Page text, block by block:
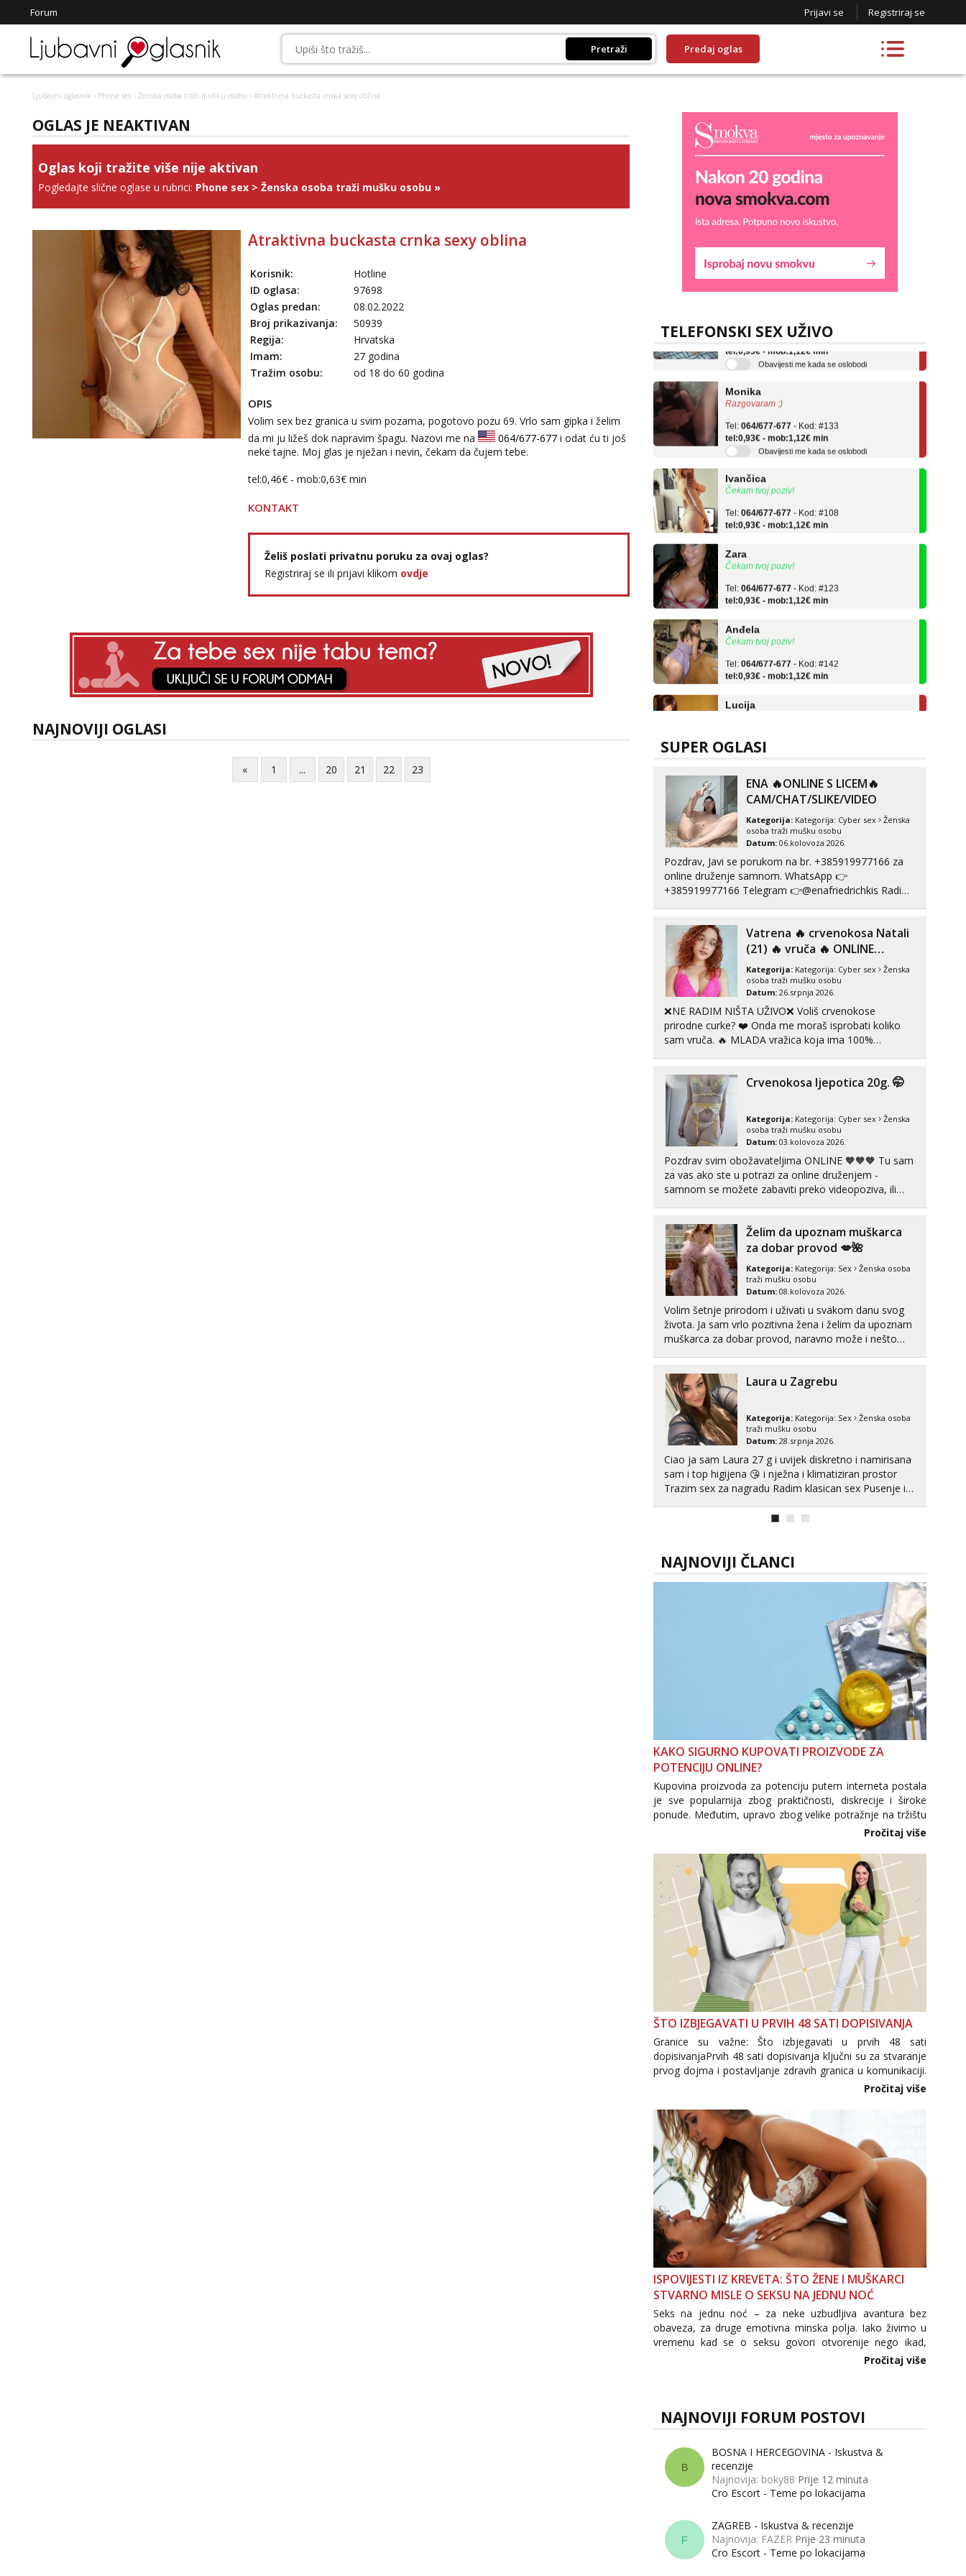
Forum Prijavi se Registriraj se
Pretraži Predaj oglas
Ljubavni oglasnik › Phone sex › Ženska osoba traži mušku osobu › Atraktivna buckasta crnka sexy oblina
OGLAS JE NEAKTIVAN
Oglas koji tražite više nije aktivan
Pogledajte slične oglase u rubrici: Phone sex > Ženska osoba traži mušku osobu »
Atraktivna buckasta crnka sexy oblina
Korisnik:
Hotline
ID oglasa:
97698
Oglas predan:
08.02.2022
Broj prikazivanja:
50939
Regija:
Hrvatska
Imam:
27 godina
Tražim osobu:
od 18 do 60 godina
OPIS
Volim sex bez granica u svim pozama, pogotovo pozu 69. Vrlo sam gipka i želim
da mi ju ližeš dok napravim špagu. Nazovi me na
064/677-677 i odat ću ti još
neke tajne. Moj glas je nježan i nevin, čekam da čujem tebe.
tel:0,46€ - mob:0,63€ min
KONTAKT
Želiš poslati privatnu poruku za ovaj oglas?
Registriraj se ili prijavi klikom ovdje
NAJNOVIJI OGLASI
« 1 ... 20 21 22 23
TELEFONSKI SEX UŽIVO
Lucija
Tel:064/677-677 - Kod: #136
tel:0,93€ - mob:1,12€ min
Obavijesti me kada se oslobodi
Razgovaram :)
tel:0,93€ - mob:1,12€ min
Obavijesti me kada se oslobodi
Čekam tvoj poziv!
tel:0,93€ - mob:1,12€ min
Čekam tvoj poziv!
tel:0,93€ - mob:1,12€ min
Čekam tvoj poziv!
tel:0,93€ - mob:1,12€ min
Razgovaram :)
tel:0,93€ - mob:1,12€ min
Obavijesti me kada se oslobodi
Monika
Razgovaram :)
Tel: 064/677-677
- Kod: #133
tel:0,93€ - mob:1,12€ min
Obavijesti me kada se oslobodi
Ivančica
Čekam tvoj poziv!
Čekam tvoj poziv!
Tel: 064/677-677- Kod: #123
tel:0,93€ - mob:1,12€ min
Anđela
Čekam tvoj poziv!
SUPER OGLASI
ENA 🔥ONLINE S LICEM🔥
CAM/CHAT/SLIKE/VIDEO
Kategorija: Kategorija: Cyber sex
Ženska
osoba traži mušku osobu
Datum: 06.kolovoza 2026.
Pozdrav, Javi se porukom na br. +385919977166 za
online druženje samnom. WhatsApp 👉
+385919977166 Telegram 👉@enafriedrichkis Radim
štikle, samostojeće itd. Nudim svakakva videa seksa,
puš...
Vatrena ‎️‍🔥 crvenokosa Natali
(21) ‎️‍🔥 vruča‎ ️‍🔥 ONLINE
ZABAVA
Kategorija: Kategorija: Cyber sex
Ženska
osoba traži mušku osobu
Datum: 26.srpnja 2026.
❌NE RADIM NIŠTA UŽIVO❌ Voliš crvenokose
prirodne curke? ❤️ Onda me moraš isprobati koliko
sam vruča.‎ ️‍🔥 MLADA vražica koja ima 100%
možeš pranaći nešto po svojoj mjeri. Sexi videa s
kolegica...
Crvenokosa ljepotica 20g. 🤭
Kategorija: Kategorija: Cyber sex
Ženska
osoba traži mušku osobu
Datum: 03.kolovoza 2026.
Pozdrav svim obožavateljima ONLINE 🧡🧡🧡 Tu sam
za vas ako ste u potrazi za online druženjem -
samnom se možete zabaviti preko videopoziva, ili
tipkanja uz slike i hot line pozive. Za vas sam
pripremila ...
Želim da upoznam muškarca
za dobar provod 💋🌺
Kategorija: Kategorija: Sex
Ženska osoba
traži mušku osobu
Datum: 08.kolovoza 2026.
Volim šetnje prirodom i uživati u svakom danu svog
života. Ja sam vrlo pozitivna žena i želim da upoznam
muškarca za dobar provod, naravno može i nešto
Laura u Zagrebu
Kategorija: Kategorija: Sex
Ženska osoba
traži mušku osobu
Datum: 28.srpnja 2026.
Ciao ja sam Laura 27 g i uvijek diskretno i namirisana
sam i top higijena 😘 i nježna i klimatiziran prostor
Trazim sex za nagradu Radim klasican sex Pusenje i
NAJNOVIJI ČLANCI
KAKO SIGURNO KUPOVATI PROIZVODE ZA
POTENCIJU ONLINE?
Kupovina proizvoda za potenciju putem interneta postala
je sve popularnija zbog praktičnosti, diskrecije i široke
ponude. Međutim, upravo zbog velike potražnje na tržištu
se pojavljuju i brojni krivotvoreni proizvodi, nepouzdane
internetske trgovine te proizvodi nepoznatog podrijetla. ...
Pročitaj više
ŠTO IZBJEGAVATI U PRVIH 48 SATI DOPISIVANJA
Granice su važne: Što izbjegavati u prvih 48 sati
dopisivanjaPrvih 48 sati dopisivanja ključni su za stvaranje
prvog dojma i postavljanje zdravih granica u komunikaciji.
Važno je izbjeći prebrzo otkrivanje osobnih ili intimnih
informacija, jer nepoznata osoba još nije zaslužila to
povjerenje. Takođe...
Pročitaj više
ISPOVIJESTI IZ KREVETA: ŠTO ŽENE I MUŠKARCI
STVARNO MISLE O SEKSU NA JEDNU NOĆ
Seks na jednu noć – za neke uzbudljiva avantura bez
obaveza, za druge emotivna minska polja. Iako živimo u
vremenu kad se o seksu govori otvorenije nego ikad,
tema „jedne noći strasti“ i dalje izaziva burne rasprave. Što
Pročitaj više
NAJNOVIJI FORUM POSTOVI
B
BOSNA I HERCEGOVINA - Iskustva &
recenzije
Najnovija: boky88 Prije 12 minuta
Cro Escort - Teme po lokacijama
F
ZAGREB - Iskustva & recenzije
Najnovija: FAZER Prije 23 minuta
Cro Escort - Teme po lokacijama